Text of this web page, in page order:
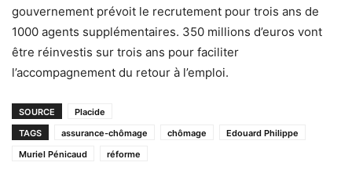
gouvernement prévoit le recrutement pour trois ans de
1000 agents supplémentaires. 350 millions d’euros vont
être réinvestis sur trois ans pour faciliter
l’accompagnement du retour à l’emploi.
SOURCE
Placide
TAGS
assurance-chômage chômage
Edouard Philippe
Muriel Pénicaud
réforme